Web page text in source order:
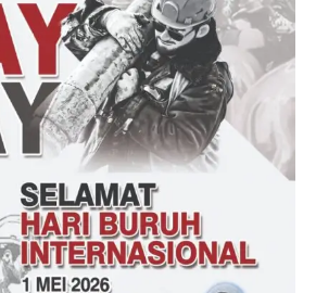
dan beberapa Item yang dirinya menduga
berdampak mangkraknya bangunan
Kabupaten Pandeglang.
Aktivis Pergerakan Pemuda Peduli
kepada KPK dan Polri Khususnya
temuan hasil investigasi kami di